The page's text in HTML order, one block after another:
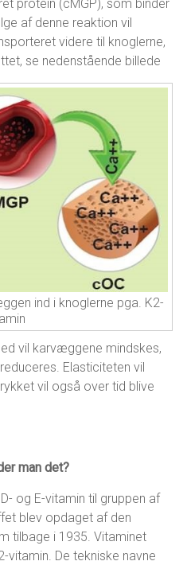
protein (cMGP), som binder
af denne reaktion vil
videre til knoglerne,
se nedenstående billede
ind i knoglerne pga. K2-
vil karvæggene mindskes,
Elasticiteten vil
vil også over tid blive
man det?
og E-vitamin til gruppen af
blev opdaget af den
tilbage i 1935. Vitaminet
vitamin. De tekniske navne